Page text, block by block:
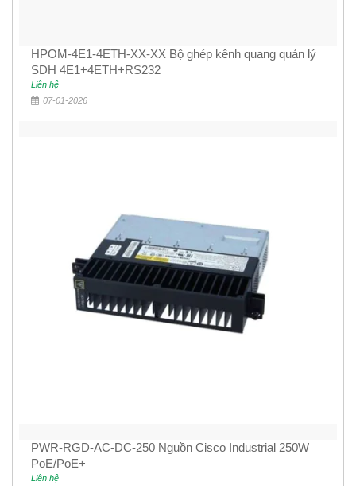
HPOM-4E1-4ETH-XX-XX Bộ ghép kênh quang quản lý
SDH 4E1+4ETH+RS232
Liên hệ
07-01-2026
PWR-RGD-AC-DC-250 Nguồn Cisco Industrial 250W
PoE/PoE+
Liên hệ